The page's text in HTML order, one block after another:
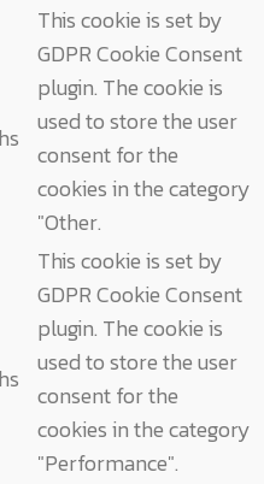
This cookie is set by
GDPR Cookie Consent
plugin. The cookie is
used to store the user
consent for the
cookies in the category
"Other.
This cookie is set by
GDPR Cookie Consent
plugin. The cookie is
used to store the user
consent for the
cookies in the category
"Performance".